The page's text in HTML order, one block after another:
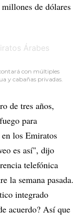
de dólares
con múltiples
y cabañas privadas.
de tres años,
para
los Emiratos
es así", dijo
telefónica
la semana pasada.
integrado
acuerdo? Así que